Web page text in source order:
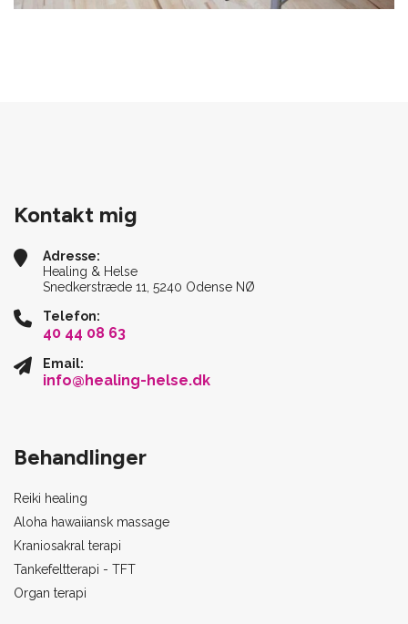
Kontakt mig
Adresse:
Healing & Helse
Snedkerstræde 11, 5240 Odense NØ
Telefon:
40 44 08 63
Email:
info@healing-helse.dk
Behandlinger
Reiki healing
Aloha hawaiiansk massage
Kraniosakral terapi
Tankefeltterapi - TFT
Organ terapi